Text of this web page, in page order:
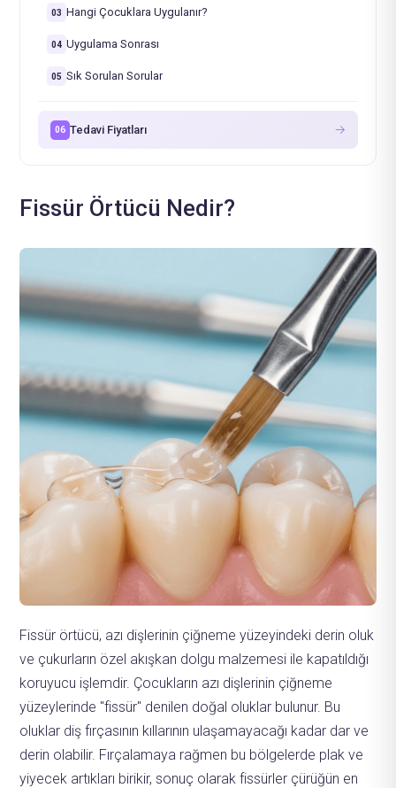
03 Hangi Çocuklara Uygulanır?
04 Uygulama Sonrası
05 Sık Sorulan Sorular
06 Tedavi Fiyatları →
Fissür Örtücü Nedir?
Fissür örtücü, azı dişlerinin çiğneme yüzeyindeki derin oluk
ve çukurların özel akışkan dolgu malzemesi ile kapatıldığı
koruyucu işlemdir. Çocukların azı dişlerinin çiğneme
yüzeylerinde "fissür" denilen doğal oluklar bulunur. Bu
oluklar diş fırçasının kıllarının ulaşamayacağı kadar dar ve
derin olabilir. Fırçalamaya rağmen bu bölgelerde plak ve
yiyecek artıkları birikir, sonuç olarak fissürler çürüğün en